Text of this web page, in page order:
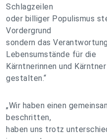
Schlagzeilen
oder billiger Populismus
Vordergrund
sondern das
Lebensumstände für die
Kärntnerinnen und
gestalten.“
„Wir haben einen
beschritten,
haben uns trotz